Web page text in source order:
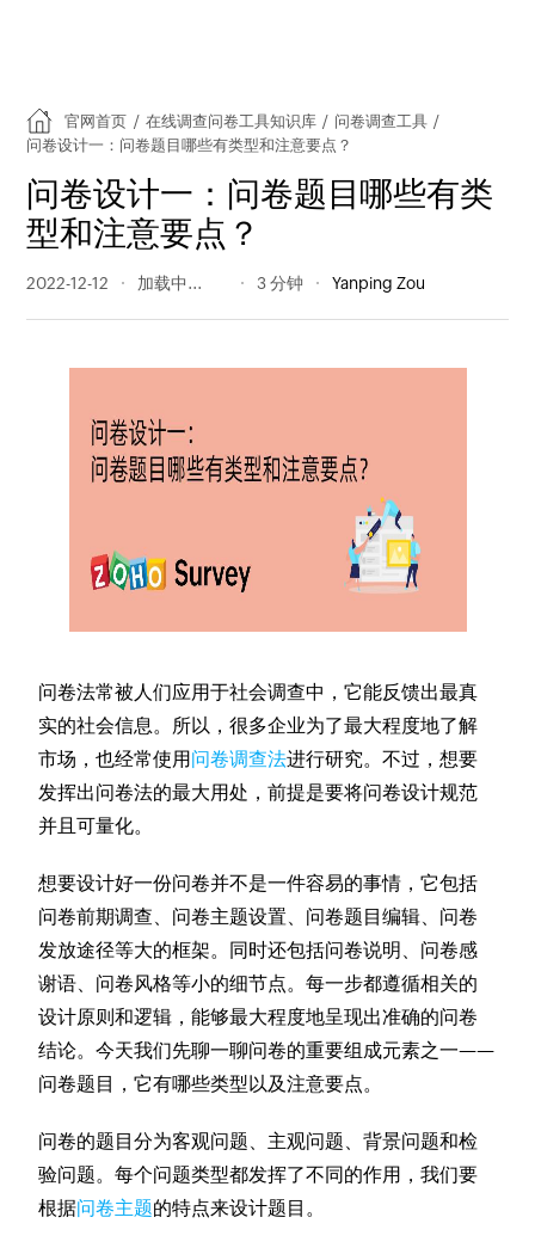
官网首页 / 在线调查问卷工具知识库 / 问卷调查工具 /
问卷设计一：问卷题目哪些有类型和注意要点？
问卷设计一：问卷题目哪些有类
型和注意要点？
2022-12-12 1363 阅读量 3 分钟 Yanping Zou
问卷法常被人们应用于社会调查中，它能反馈出最真
实的社会信息。所以，很多企业为了最大程度地了解
市场，也经常使用问卷调查法进行研究。不过，想要
发挥出问卷法的最大用处，前提是要将问卷设计规范
并且可量化。
想要设计好一份问卷并不是一件容易的事情，它包括
问卷前期调查、问卷主题设置、问卷题目编辑、问卷
发放途径等大的框架。同时还包括问卷说明、问卷感
谢语、问卷风格等小的细节点。每一步都遵循相关的
设计原则和逻辑，能够最大程度地呈现出准确的问卷
结论。今天我们先聊一聊问卷的重要组成元素之一——
问卷题目，它有哪些类型以及注意要点。
问卷的题目分为客观问题、主观问题、背景问题和检
验问题。每个问题类型都发挥了不同的作用，我们要
根据问卷主题的特点来设计题目。